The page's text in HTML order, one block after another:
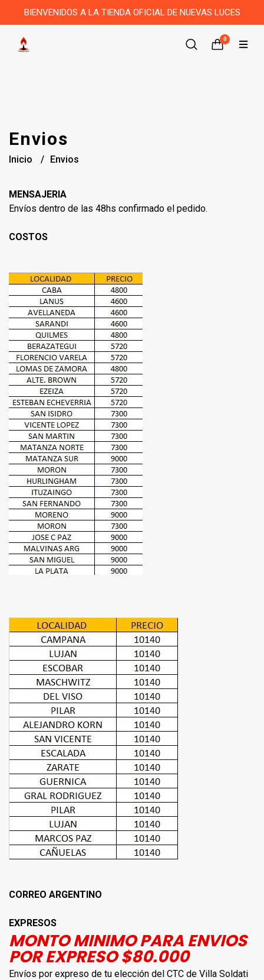
BIENVENIDOS A LA TIENDA OFICIAL DE NUEVAS LUCES
0
Envios
Inicio Envios
MENSAJERIA
Envíos dentro de las 48hs confirmado el pedido.
COSTOS
CORREO ARGENTINO
EXPRESOS
MONTO MINIMO PARA ENVIOS
POR EXPRESO $80.000
Envíos por expreso de tu elección del CTC de Villa Soldati